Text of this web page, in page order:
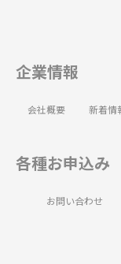
企業情報
会社概要 新着情
各種お申込み
お問い合わせ